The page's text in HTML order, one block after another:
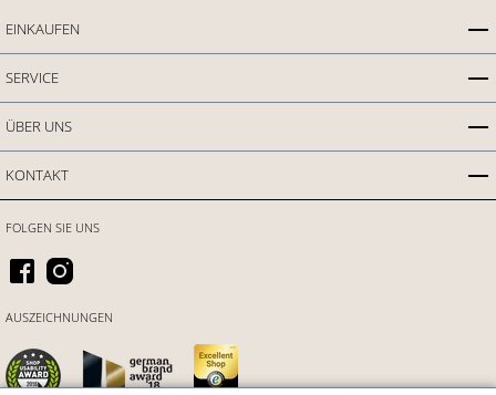
EINKAUFEN
SERVICE
ÜBER UNS
KONTAKT
FOLGEN SIE UNS
AUSZEICHNUNGEN